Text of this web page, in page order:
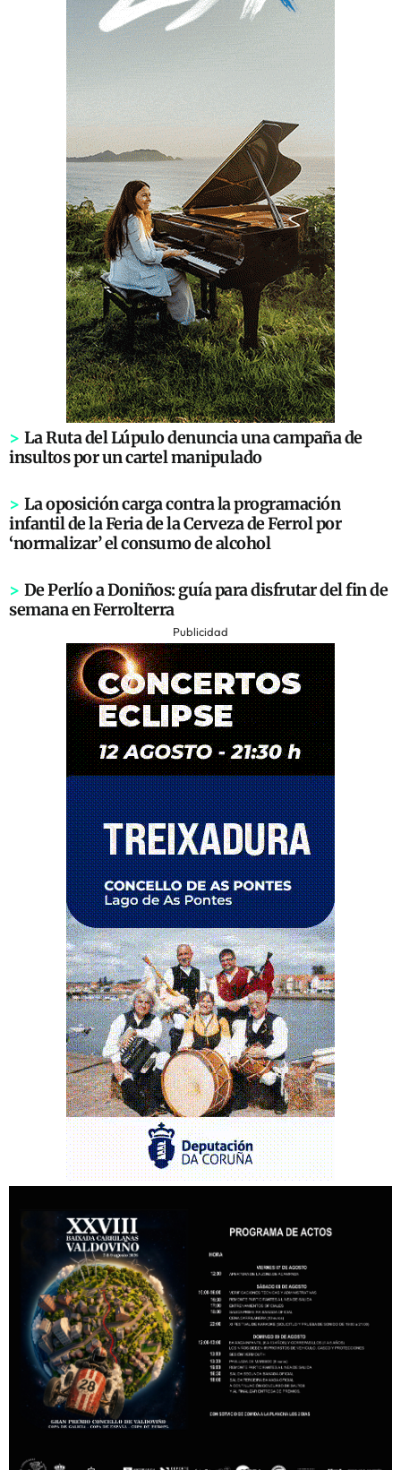
> La Ruta del Lúpulo denuncia una campaña de
insultos por un cartel manipulado
> La oposición carga contra la programación
infantil de la Feria de la Cerveza de Ferrol por
‘normalizar’ el consumo de alcohol
> De Perlío a Doniños: guía para disfrutar del fin de
semana en Ferrolterra
Publicidad